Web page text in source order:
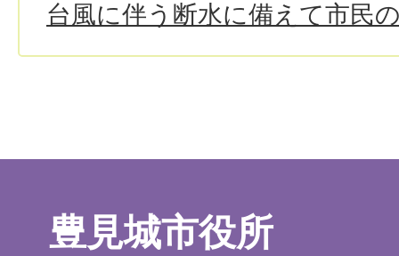
台風に伴う断水に備えて市民
豊見城市役所